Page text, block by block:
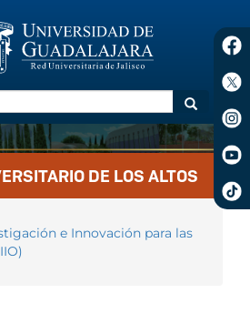
Buscar
DE LOS ALTOS
e Innovación para las